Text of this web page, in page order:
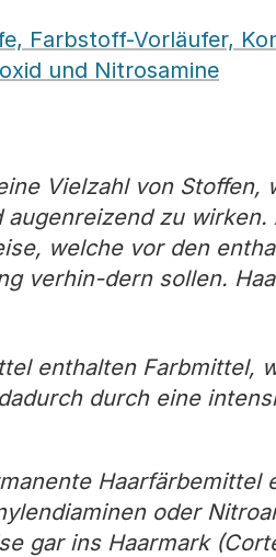
Farbstoff-Vorläufer,
und Nitrosamine
Vielzahl von Stoffen,
zu
welche vor den
verhin-dern sollen.
enthalten Farbmittel,
durch eine
Haarfärbemittel
oder
gar ins Haarmark